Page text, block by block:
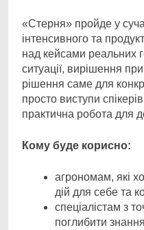
«Стерня» пройде у
інтенсивного та
над кейсами реальних
ситуації, вирішення
рішення саме для
просто виступи
практична робота для
Кому буде корисно:
агрономам, які
дій для себе та
спеціалістам з
поглибити